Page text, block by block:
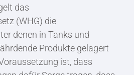
das
(WHG) die
denen in Tanks und
Produkte gelagert
ist, dass